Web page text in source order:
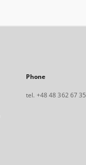
Phone
tel. +48 48 362 67 35